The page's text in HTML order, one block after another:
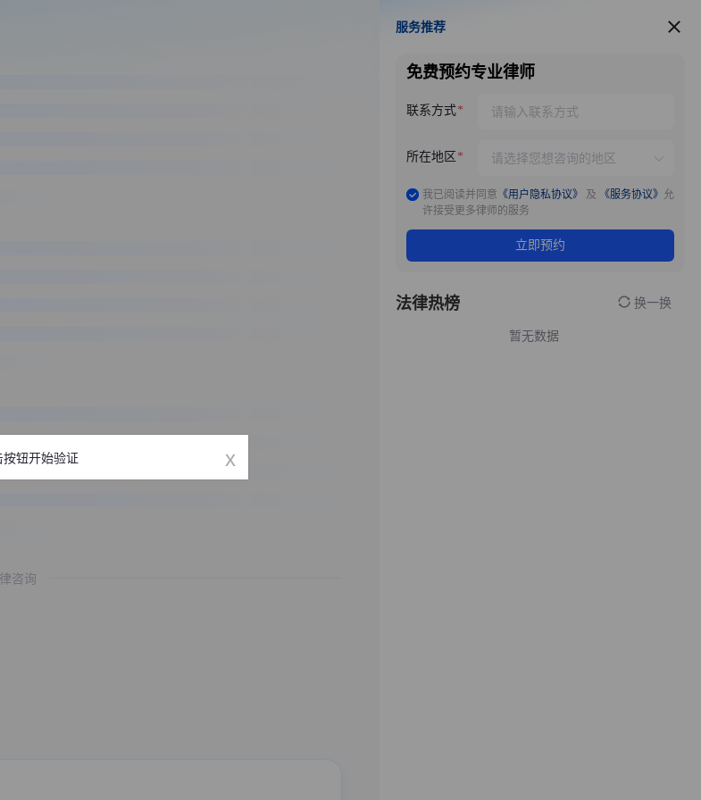
咨询
服务推荐
服务推荐
免费预约专业律师
联系方式
所在地区
我已阅读并同意 《用户隐私协议》 及 《服务协议》 允
许接受更多律师的服务
立即预约
法律热榜 换一换
暂无数据
按钮开始验证 x